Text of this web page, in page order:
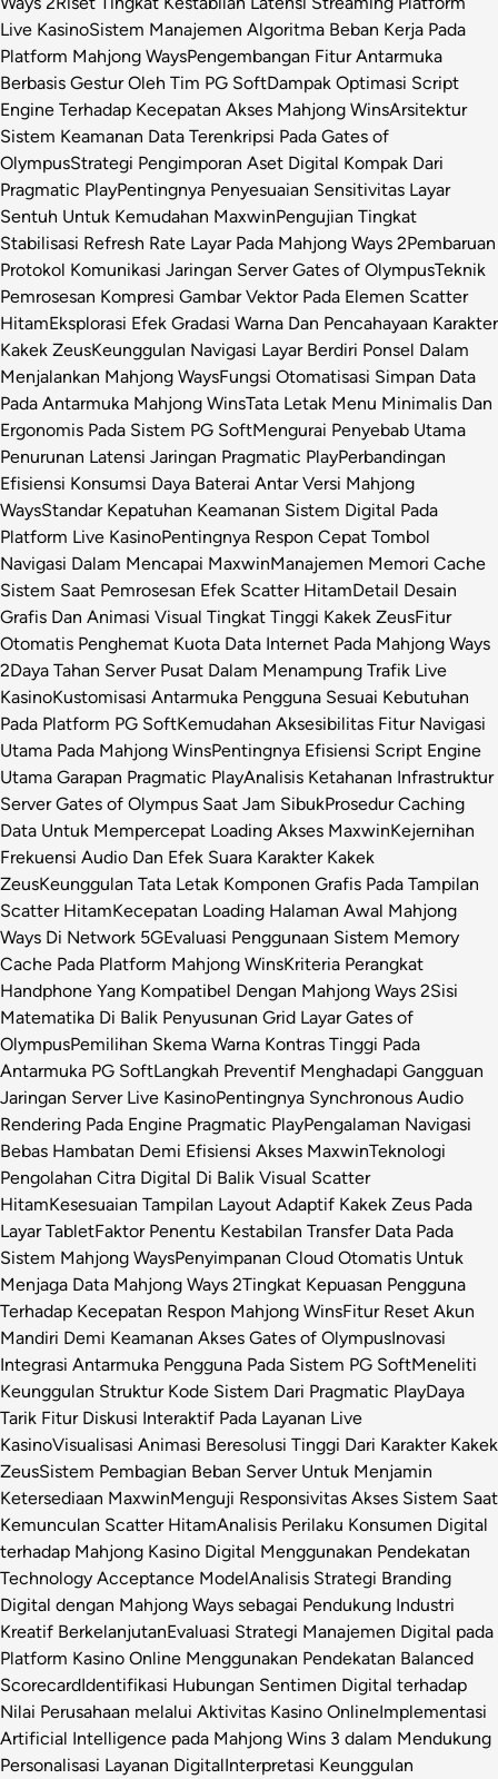
Live KasinoSistem Manajemen Algoritma Beban Kerja Pada
Platform Mahjong WaysPengembangan Fitur Antarmuka
Berbasis Gestur Oleh Tim PG SoftDampak Optimasi Script
Engine Terhadap Kecepatan Akses Mahjong WinsArsitektur
Sistem Keamanan Data Terenkripsi Pada Gates of
OlympusStrategi Pengimporan Aset Digital Kompak Dari
Pragmatic PlayPentingnya Penyesuaian Sensitivitas Layar
Sentuh Untuk Kemudahan MaxwinPengujian Tingkat
Stabilisasi Refresh Rate Layar Pada Mahjong Ways 2Pembaruan
Protokol Komunikasi Jaringan Server Gates of OlympusTeknik
Pemrosesan Kompresi Gambar Vektor Pada Elemen Scatter
HitamEksplorasi Efek Gradasi Warna Dan Pencahayaan Karakter
Kakek ZeusKeunggulan Navigasi Layar Berdiri Ponsel Dalam
Menjalankan Mahjong WaysFungsi Otomatisasi Simpan Data
Pada Antarmuka Mahjong WinsTata Letak Menu Minimalis Dan
Ergonomis Pada Sistem PG SoftMengurai Penyebab Utama
Penurunan Latensi Jaringan Pragmatic PlayPerbandingan
Efisiensi Konsumsi Daya Baterai Antar Versi Mahjong
WaysStandar Kepatuhan Keamanan Sistem Digital Pada
Platform Live KasinoPentingnya Respon Cepat Tombol
Navigasi Dalam Mencapai MaxwinManajemen Memori Cache
Sistem Saat Pemrosesan Efek Scatter HitamDetail Desain
Grafis Dan Animasi Visual Tingkat Tinggi Kakek ZeusFitur
Otomatis Penghemat Kuota Data Internet Pada Mahjong Ways
2Daya Tahan Server Pusat Dalam Menampung Trafik Live
KasinoKustomisasi Antarmuka Pengguna Sesuai Kebutuhan
Pada Platform PG SoftKemudahan Aksesibilitas Fitur Navigasi
Utama Pada Mahjong WinsPentingnya Efisiensi Script Engine
Utama Garapan Pragmatic PlayAnalisis Ketahanan Infrastruktur
Server Gates of Olympus Saat Jam SibukProsedur Caching
Data Untuk Mempercepat Loading Akses MaxwinKejernihan
Frekuensi Audio Dan Efek Suara Karakter Kakek
ZeusKeunggulan Tata Letak Komponen Grafis Pada Tampilan
Scatter HitamKecepatan Loading Halaman Awal Mahjong
Ways Di Network 5GEvaluasi Penggunaan Sistem Memory
Cache Pada Platform Mahjong WinsKriteria Perangkat
Handphone Yang Kompatibel Dengan Mahjong Ways 2Sisi
Matematika Di Balik Penyusunan Grid Layar Gates of
OlympusPemilihan Skema Warna Kontras Tinggi Pada
Antarmuka PG SoftLangkah Preventif Menghadapi Gangguan
Jaringan Server Live KasinoPentingnya Synchronous Audio
Rendering Pada Engine Pragmatic PlayPengalaman Navigasi
Bebas Hambatan Demi Efisiensi Akses MaxwinTeknologi
Pengolahan Citra Digital Di Balik Visual Scatter
HitamKesesuaian Tampilan Layout Adaptif Kakek Zeus Pada
Layar TabletFaktor Penentu Kestabilan Transfer Data Pada
Sistem Mahjong WaysPenyimpanan Cloud Otomatis Untuk
Menjaga Data Mahjong Ways 2Tingkat Kepuasan Pengguna
Terhadap Kecepatan Respon Mahjong WinsFitur Reset Akun
Mandiri Demi Keamanan Akses Gates of OlympusInovasi
Integrasi Antarmuka Pengguna Pada Sistem PG SoftMeneliti
Keunggulan Struktur Kode Sistem Dari Pragmatic PlayDaya
Tarik Fitur Diskusi Interaktif Pada Layanan Live
KasinoVisualisasi Animasi Beresolusi Tinggi Dari Karakter Kakek
ZeusSistem Pembagian Beban Server Untuk Menjamin
Ketersediaan MaxwinMenguji Responsivitas Akses Sistem Saat
Kemunculan Scatter HitamAnalisis Perilaku Konsumen Digital
terhadap Mahjong Kasino Digital Menggunakan Pendekatan
Technology Acceptance ModelAnalisis Strategi Branding
Digital dengan Mahjong Ways sebagai Pendukung Industri
Kreatif BerkelanjutanEvaluasi Strategi Manajemen Digital pada
Platform Kasino Online Menggunakan Pendekatan Balanced
ScorecardIdentifikasi Hubungan Sentimen Digital terhadap
Nilai Perusahaan melalui Aktivitas Kasino OnlineImplementasi
Artificial Intelligence pada Mahjong Wins 3 dalam Mendukung
Personalisasi Layanan DigitalInterpretasi Keunggulan